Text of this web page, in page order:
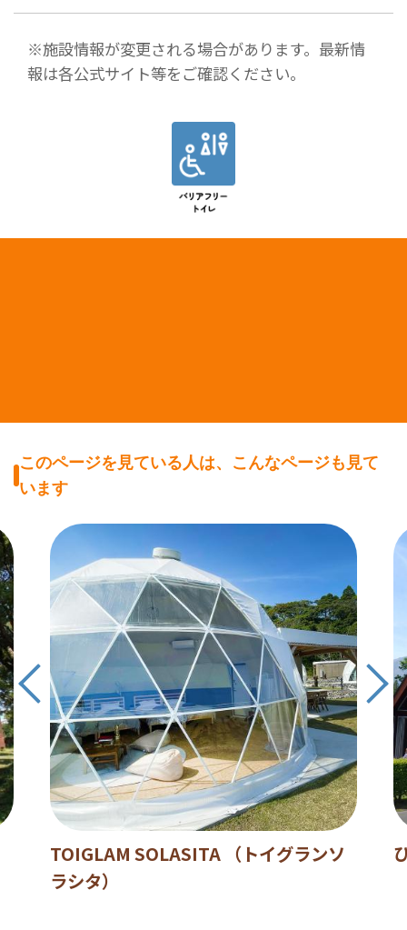
※施設情報が変更される場合があります。最新情
報は各公式サイト等をご確認ください。
このページを見ている人は、こんなページも見て
います
TOIGLAM SOLASITA （トイグランソ
ラシタ）